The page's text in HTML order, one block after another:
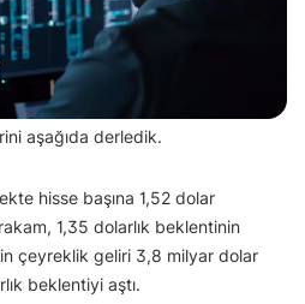
aşağıda derledik.
hisse başına 1,52 dolar
1,35 dolarlık beklentinin
çeyreklik geliri 3,8 milyar dolar
beklentiyi aştı.